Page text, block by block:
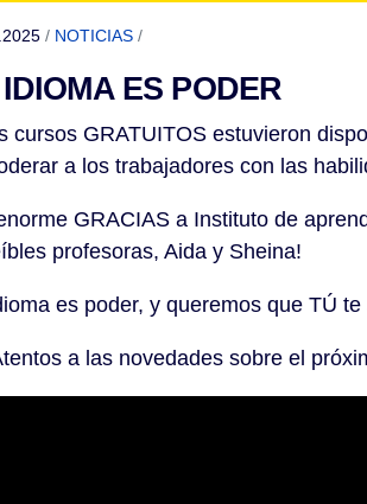
/ NOTICIAS /
ES PODER
cursos GRATUITOS estuvieron
a los trabajadores con las
GRACIAS a Instituto de
profesoras, Aida y Sheina!
es poder, y queremos que TÚ
a las novedades sobre el